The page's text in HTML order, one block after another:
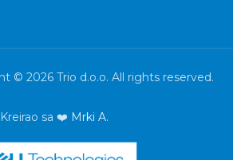
© 2026 Trio d.o.o. All rights reserved.
Kreirao sa ❤️ Mrki A.